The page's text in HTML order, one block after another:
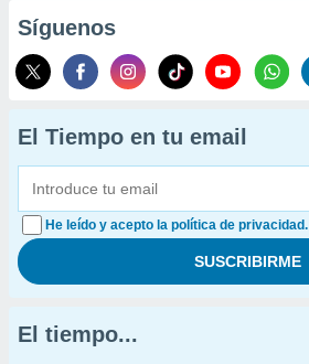
Síguenos
El Tiempo en tu email
He leído y acepto la política de privacidad.
El tiempo...